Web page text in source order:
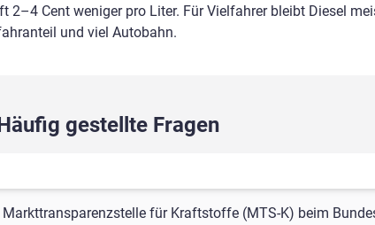
2–4 Cent weniger pro Liter. Für Vielfahrer bleibt Diesel
und viel Autobahn.
gestellte Fragen
für Kraftstoffe (MTS-K) beim